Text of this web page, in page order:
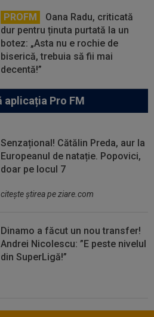
PROFM
Oana Radu, criticată
dur pentru ținuta purtată la un
botez: „Asta nu e rochie de
biserică, trebuia să fii mai
decentă!”
aplicația Pro FM
Senzațional! Cătălin Preda, aur la
Europeanul de natație. Popovici,
doar pe locul 7
citeşte ştirea pe ziare.com
Dinamo a făcut un nou transfer!
Andrei Nicolescu: ”E peste nivelul
din SuperLigă!”